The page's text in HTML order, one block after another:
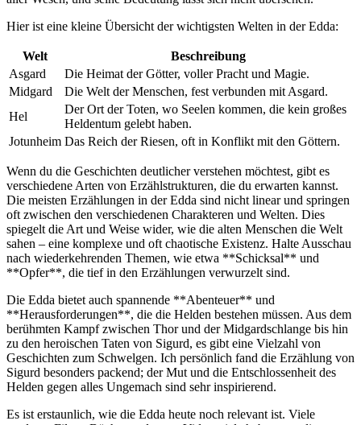
Hier ist eine kleine Übersicht der wichtigsten Welten in der Edda:
Welt
Beschreibung
Asgard
Die Heimat der Götter, voller Pracht und Magie.
Midgard
Die ‍Welt der Menschen, fest ⁤verbunden ​mit Asgard.
Hel
Der ​Ort der ⁢Toten, wo Seelen kommen, ⁣die kein großes
Heldentum‍ gelebt haben.
Jotunheim Das Reich der Riesen,⁣ oft in ‌Konflikt ⁣mit den Göttern.
Wenn du die⁣ Geschichten deutlicher⁤ verstehen möchtest,‌ gibt es
verschiedene Arten von Erzählstrukturen, die du erwarten ‍kannst.
Die ‍meisten Erzählungen in der Edda sind⁢ nicht linear und springen
oft zwischen den verschiedenen Charakteren und Welten. Dies
spiegelt die Art und ⁤Weise wider, wie die ​alten‌ Menschen die⁤ Welt
sahen – eine komplexe und oft chaotische Existenz. ‍Halte Ausschau
nach wiederkehrenden⁣ Themen, wie⁢ etwa **Schicksal** und⁢
**Opfer**, ​die tief ‍in den Erzählungen ⁣verwurzelt‍ sind.
Die Edda ⁢bietet‍ auch⁤ spannende **Abenteuer** und​
**Herausforderungen**, ⁢die die Helden bestehen müssen. Aus dem
berühmten Kampf zwischen Thor und der Midgardschlange bis ⁤hin
zu‍ den ⁤heroischen ‍Taten⁤ von Sigurd, es gibt eine ​Vielzahl von
Geschichten zum Schwelgen. Ich⁤ persönlich ⁢fand die Erzählung von
Sigurd besonders packend; der Mut und die Entschlossenheit ‌des
Helden gegen alles Ungemach sind sehr inspirierend.
Es ist‌ erstaunlich, wie die Edda​ heute noch relevant ist. Viele